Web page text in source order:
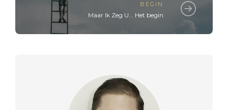
BEGIN
Maar Ik Zeg U... Het begin